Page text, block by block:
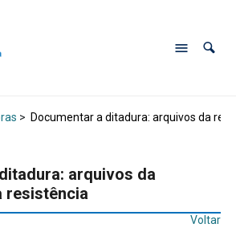
> Documentar a ditadura: arquivos da
arquivos da
resistência
Voltar